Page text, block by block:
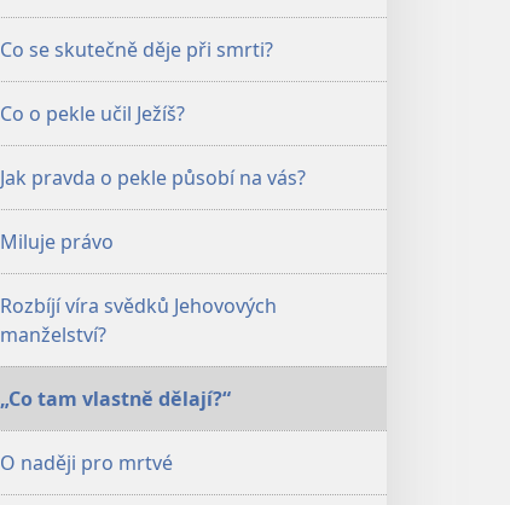
Co se skutečně děje při smrti?
Co o pekle učil Ježíš?
Jak pravda o pekle působí na vás?
Miluje právo
Rozbíjí víra svědků Jehovových
manželství?
„Co tam vlastně dělají?“
O naději pro mrtvé